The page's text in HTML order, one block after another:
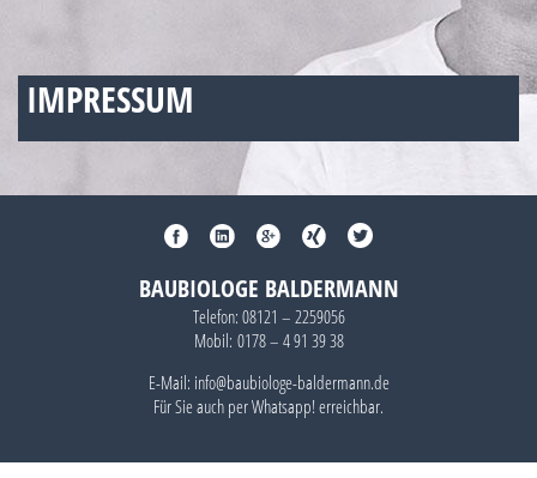
IMPRESSUM
BAUBIOLOGE BALDERMANN
Telefon: 08121 – 2259056
Mobil: 0178 – 4 91 39 38
E-Mail: info@baubiologe-baldermann.de
Für Sie auch perWhatsapp!erreichbar.